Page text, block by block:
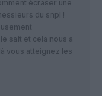
écraser une
du snpl !
sait et cela nous a
vous atteignez les